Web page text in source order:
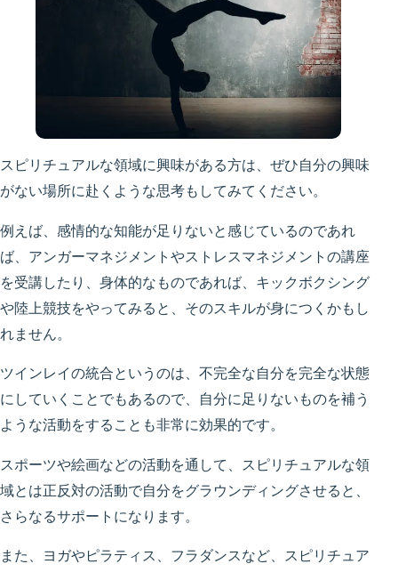
スピリチュアルな領域に興味がある方は、ぜひ自分の興味
がない場所に赴くような思考もしてみてください。
例えば、感情的な知能が足りないと感じているのであれ
ば、アンガーマネジメントやストレスマネジメントの講座
を受講したり、身体的なものであれば、キックボクシング
や陸上競技をやってみると、そのスキルが身につくかもし
れません。
ツインレイの統合というのは、不完全な自分を完全な状態
にしていくことでもあるので、自分に足りないものを補う
ような活動をすることも非常に効果的です。
スポーツや絵画などの活動を通して、スピリチュアルな領
域とは正反対の活動で自分をグラウンディングさせると、
さらなるサポートになります。
また、ヨガやピラティス、フラダンスなど、スピリチュア